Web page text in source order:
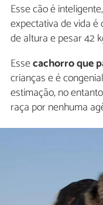
Esse cão é
expectativa de vida é
de altura e pesar 42
Essecachorro que
crianças e é
estimação, no
raça por nenhuma